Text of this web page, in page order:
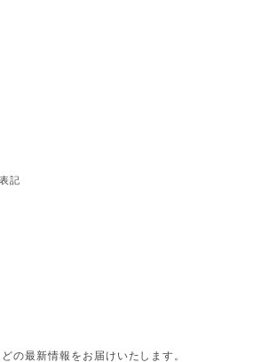
記
の最新情報をお届けいたします。